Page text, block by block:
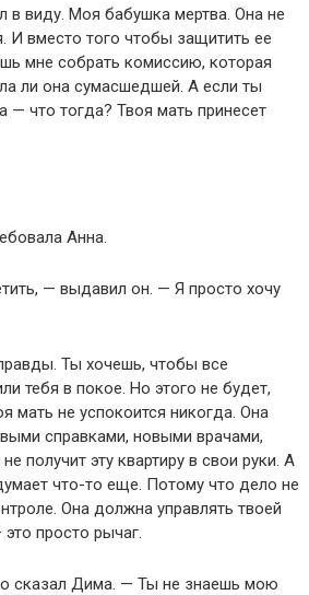
в виду. Моя бабушка мертва. Она не
И вместо того чтобы защитить ее
мне собрать комиссию, которая
ли она сумасшедшей. А если ты
— что тогда? Твоя мать принесет
Анна.
— выдавил он. — Я просто хочу
Ты хочешь, чтобы все
тебя в покое. Но этого не будет,
мать не успокоится никогда. Она
справками, новыми врачами,
получит эту квартиру в свои руки. А
что-то еще. Потому что дело не
Она должна управлять твоей
просто рычаг.
сказал Дима. — Ты не знаешь мою